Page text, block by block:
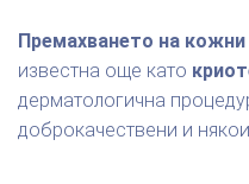
Премахването на кожни
известна още като
дерматологична
доброкачествени и